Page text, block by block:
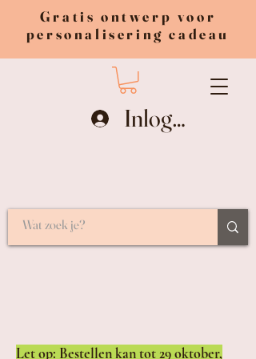
Gratis ontwerp voor
personalisering cadeau
Inloggen
Let op: Bestellen kan tot 29 oktober,